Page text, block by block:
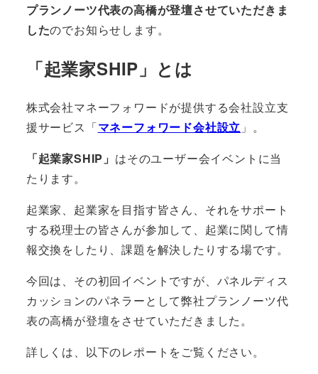
プランノーツ代表の高橋が登壇させていただきま
したのでお知らせします。
「起業家SHIP」とは
株式会社マネーフォワードが提供する会社設立支
援サービス「マネーフォワード会社設立 」。
「起業家SHIP」 はそのユーザー会イベントに当
たります。
起業家、起業家を目指す皆さん、それをサポート
する税理士の皆さんが参加して、起業に関して情
報交換をしたり、課題を解決したりする場です。
今回は、その初回イベントですが、パネルディス
カッションのパネラーとして弊社プランノーツ代
表の高橋が登壇をさせていただきました。
詳しくは、以下のレポートをご覧ください。